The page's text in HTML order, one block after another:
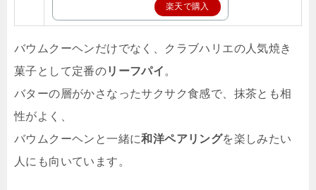
楽天で購入
バウムクーヘンだけでなく、クラブハリエの人気焼き
菓子として定番のリーフパイ 。
バターの層がかさなったサクサク食感で、抹茶とも相
性がよく、
バウムクーヘンと一緒に和洋ペアリングを楽しみたい
人にも向いています。